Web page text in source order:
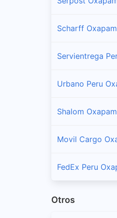
Sucursales y
Puerto
Sucursales y
Scharff
Servientrega
Urbano Peru
Shalom
Movil Cargo
FedEx Peru
Otros